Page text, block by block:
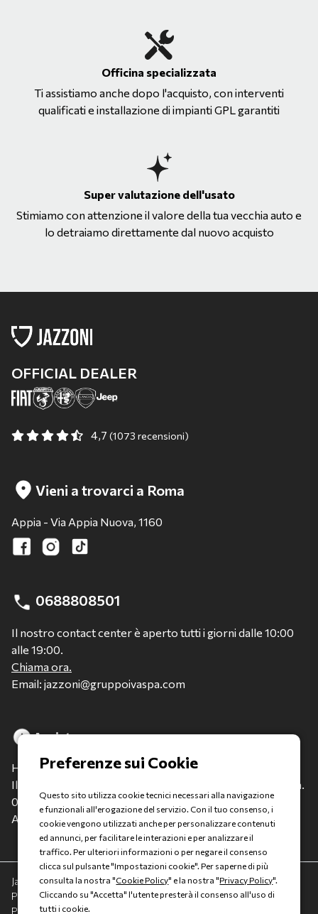
Officina specializzata
Ti assistiamo anche dopo l'acquisto, con interventi
qualificati e installazione di impianti GPL garantiti
Super valutazione dell'usato
Stimiamo con attenzione il valore della tua vecchia auto e
lo detraiamo direttamente dal nuovo acquisto
OFFICIAL DEALER
4,7 (1073 recensioni)
Vieni a trovarci a Roma
Appia - Via Appia Nuova, 1160
0688808501
Il nostro contact center è aperto tutti i giorni dalle 10:00
alle 19:00.
Chiama ora.
Email: jazzoni@gruppoivaspa.com
Assistenza
Hai bisogno di assistenza?
Il nostro Team è a tua disposizione per qualsiasi evenienza.
0688808502
Assistenza Clienti: apri un ticket
Jazzoni è un marchio Gruppo Italia Vendita spA a socio unico -
Piazza della Radio, 35 - 00146 Roma - REA: 1417011 RM - C.F. e
P.IVA: 13007321006
Questo sito utilizza cookie tecnici necessari alla navigazione
e funzionali all'erogazione del servizio. Con il tuo consenso, i
cookie vengono utilizzati anche per personalizzare contenuti
ed annunci, per facilitare le interazioni e per analizzare il
traffico. Per ulteriori informazioni o per negare il consenso
clicca sul pulsante "Impostazioni cookie". Per saperne di più
consulta la nostra "Cookie Policy" e la nostra "Privacy Policy".
Cliccando su "Accetta" l'utente presterà il consenso all'uso di
tutti i cookie.